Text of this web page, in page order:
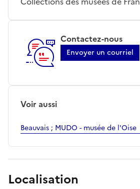
Contactez-nous
Envoyer un courriel
Voir aussi
Beauvais ; MUDO - musée de l'Oise
Localisation